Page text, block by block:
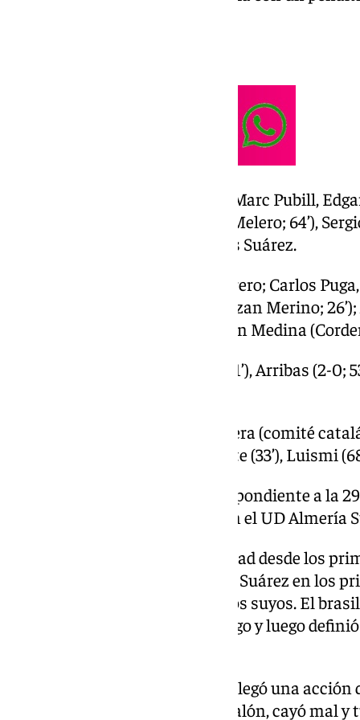
UD Almería (2): Fernando; Marc Pubill,
(Puigmal; 64’), Lopy; Pozo (Melero; 64’),
Baptistao (Lázaro; 75’); Luis Suárez.
Málaga CF (2): Alfonso Herrero; Carlos
Sánchez; Luismi, Ramón (Izan Merino;
Lobete (Rahmani; 90’), Kevin Medina
Goles: Leo Baptistao (1-0, 11’), Arribas (2-0;
Árbitro: Rubén Ávalos Barrera (comité
Ochoa (3’), Kevin (24’), Monte (33’), Luismi
Incidencias: Partido correspondiente a la
Hypermotion, disputado en el UD Almería
El Almería dejó patente su calidad desde los
estrella de los almerienses Luis Suárez en los
después Baptistao adelantó a los suyos. El
tiró mal la línea del fuera de juego y luego
Tras un nuevo aviso de Arribas llegó una
Ramón, en una disputa por el balón, cayó mal